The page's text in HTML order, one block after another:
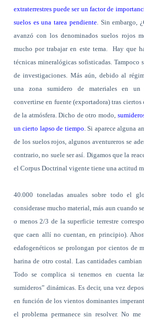
extraterrestres puede ser un factor de
suelos es una tarea pendiente. Sin embargo,
avanzó con los denominados suelos rojos
mucho por trabajar en este tema.
Hay que
técnicas mineralógicas sofisticadas. Tampoco
de investigaciones. Más aún, debido al
una zona sumidero de materiales en un
convertirse en fuente (exportadora) tras
de la atmósfera. Dicho de otro modo,
un cierto lapso de tiempo . Si aparece alguna
de los suelos rojos, algunos aventureros se
contrario, no suele ser así. Digamos que la
el Corpus Doctrinal vigente tiene una actitud
40.000 toneladas anuales sobre todo el
considerase mucho material, más aun cuando
o menos 2/3 de la superficie terrestre
que caen allí no cuentan, en principio).
edafogenéticos se prolongan por cientos de
harina de otro costal. Las cantidades cambian
Todo se complica si tenemos en cuenta
sumideros” dinámicas. Es decir, una vez
en función de los vientos dominantes
el problema permanece sin resolver. No me